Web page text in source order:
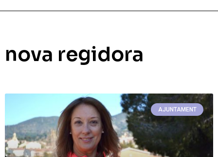
nova regidora
AJUNTAMENT